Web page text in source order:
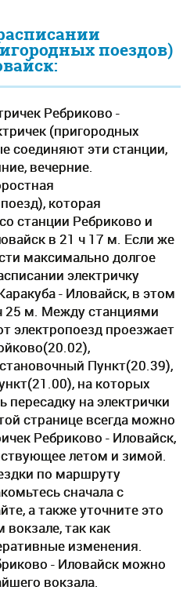
поездов)
Ребриково -
(пригородных
соединяют эти станции,
вечерние.
которая
станции Ребриково и
в 21 ч 17 м. Если же
максимально долгое
электричку
- Иловайск, в этом
25 м. Между станциями
электропоезд проезжает
Пункт(20.39),
на которых
пересадку на электрички
странице всегда можно
Ребриково - Иловайск,
летом и зимой.
по маршруту
сначала с
а также уточните это
так как
изменения.
- Иловайск можно
вокзала.